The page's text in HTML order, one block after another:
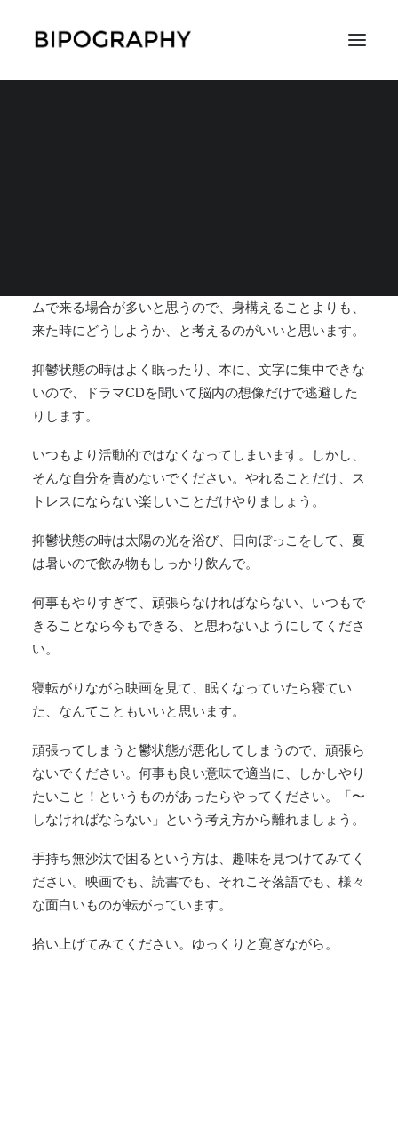
ムで来る場合が多いと思うので、身構えることよりも、
来た時にどうしようか、と考えるのがいいと思います。
抑鬱状態の時はよく眠ったり、本に、文字に集中できな
いので、ドラマCDを聞いて脳内の想像だけで逃避した
りします。
いつもより活動的ではなくなってしまいます。しかし、
そんな自分を責めないでください。やれることだけ、ス
トレスにならない楽しいことだけやりましょう。
抑鬱状態の時は太陽の光を浴び、日向ぼっこをして、夏
は暑いので飲み物もしっかり飲んで。
何事もやりすぎて、頑張らなければならない、いつもで
きることなら今もできる、と思わないようにしてくださ
い。
寝転がりながら映画を見て、眠くなっていたら寝てい
た、なんてこともいいと思います。
頑張ってしまうと鬱状態が悪化してしまうので、頑張ら
ないでください。何事も良い意味で適当に、しかしやり
たいこと！というものがあったらやってください。「〜
しなければならない」という考え方から離れましょう。
手持ち無沙汰で困るという方は、趣味を見つけてみてく
ださい。映画でも、読書でも、それこそ落語でも、様々
な面白いものが転がっています。
拾い上げてみてください。ゆっくりと寛ぎながら。